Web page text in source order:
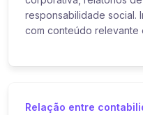
responsabilidade social.
com conteúdo relevante
Relação entre